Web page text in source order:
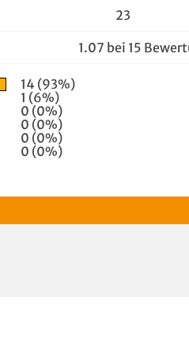
23
1.07 bei 15
14 (93%)
1 (6%)
0 (0%)
0 (0%)
0 (0%)
0 (0%)